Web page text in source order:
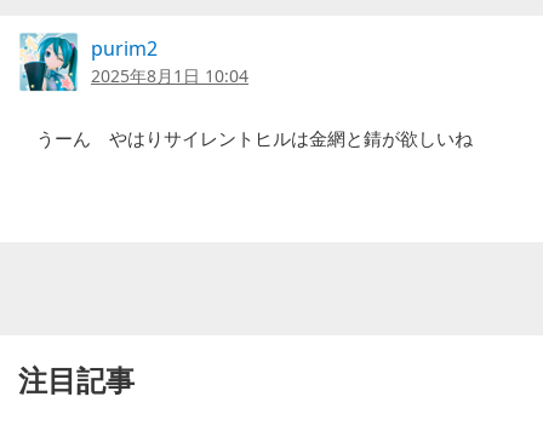
purim2
2025年8月1日 10:04
うーん やはりサイレントヒルは金網と錆が欲しいね
注目記事